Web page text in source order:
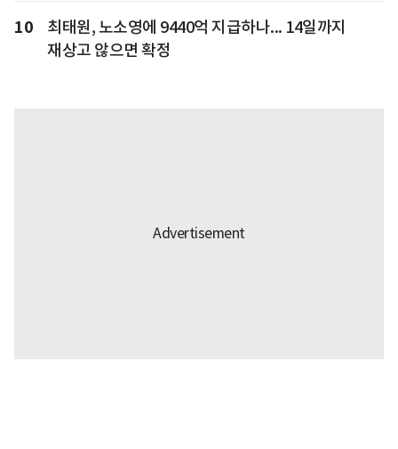
10
최태원, 노소영에 9440억 지급하나... 14일까지
재상고 않으면 확정